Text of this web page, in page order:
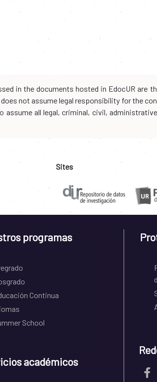
in the documents hosted in EdocUR
not assume legal responsibility for the
all legal, criminal, civil,
Sites
programas
Continua
School
académicos